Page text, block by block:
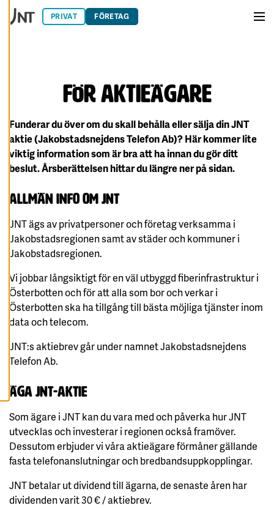
E
R
A
V
I
S
A
A
L
C
C
E
P
T
E
A
A
L
L
A
C
O
K
I
E
Hoppa till innehåll
PRIVAT FÖRETAG
FÖR AKTIEÄGARE
Funderar du över om du skall behålla eller sälja din JNT
aktie (Jakobstadsnejdens Telefon Ab)? Här kommer lite
viktig information som är bra att ha innan du gör ditt
beslut.Årsberättelsen hittar du längre ner på sidan.
Allmän info om JNT
JNT ägs av privatpersoner och företag verksamma i
Jakobstadsregionen samt av städer och kommuner i
Jakobstadsregionen.
Vi jobbar långsiktigt för en väl utbyggd fiberinfrastruktur i
Österbotten och för att alla som bor och verkar i
Österbotten ska ha tillgång till bästa möjliga tjänster inom
data och telecom.
JNT:s aktiebrev går under namnet Jakobstadsnejdens
Telefon Ab.
Äga JNT-aktie
Som ägare i JNT kan du vara med och påverka hur JNT
utvecklas och investerar i regionen också framöver.
Dessutom erbjuder vi våra aktieägare förmåner gällande
fasta telefonanslutningar och bredbandsuppkopplingar.
JNT betalar ut dividend till ägarna, de senaste åren har
dividenden varit 30 € / aktiebrev.